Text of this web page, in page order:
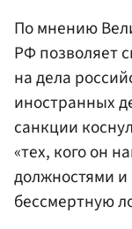
По мнению
РФ позволяет
на дела
иностранных
санкции
«тех, кого он
должностями и
бессмертную